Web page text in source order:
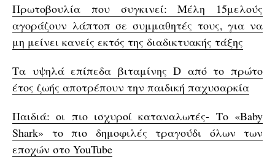
Πρωτοβουλία που συγκινεί: Μέλη 15μελούς
αγοράζουν λάπτοπ σε συμμαθητές τους, για να
μη μείνει κανείς εκτός της διαδικτυακής τάξης
Τα υψηλά επίπεδα βιταμίνης D από το πρώτο
έτος ζωής αποτρέπουν την παιδική παχυσαρκία
Παιδιά: οι πιο ισχυροί καταναλωτές- Το «Baby
Shark» το πιο δημοφιλές τραγούδι όλων των
εποχών στο YouTube